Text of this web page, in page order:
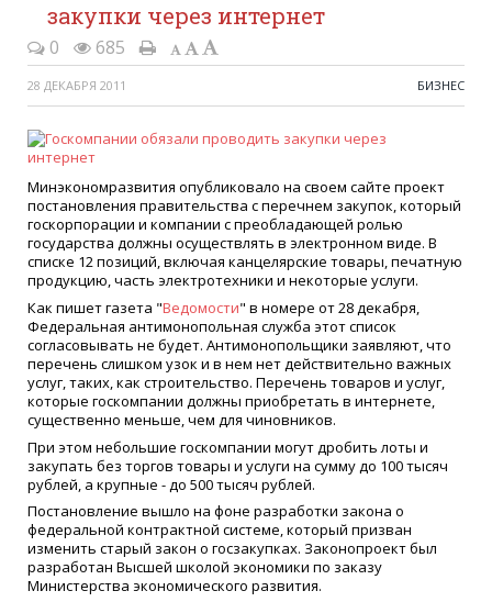
закупки через интернет
0 685
28 ДЕКАБРЯ 2011 БИЗНЕС
Минэкономразвития опубликовало на своем сайте проект
постановления правительства с перечнем закупок, который
госкорпорации и компании с преобладающей ролью
государства должны осуществлять в электронном виде. В
списке 12 позиций, включая канцелярские товары, печатную
продукцию, часть электротехники и некоторые услуги.
Как пишет газета "Ведомости" в номере от 28 декабря,
Федеральная антимонопольная служба этот список
согласовывать не будет. Антимонопольщики заявляют, что
перечень слишком узок и в нем нет действительно важных
услуг, таких, как строительство. Перечень товаров и услуг,
которые госкомпании должны приобретать в интернете,
существенно меньше, чем для чиновников.
При этом небольшие госкомпании могут дробить лоты и
закупать без торгов товары и услуги на сумму до 100 тысяч
рублей, а крупные - до 500 тысяч рублей.
Постановление вышло на фоне разработки закона о
федеральной контрактной системе, который призван
изменить старый закон о госзакупках. Законопроект был
разработан Высшей школой экономики по заказу
Министерства экономического развития.